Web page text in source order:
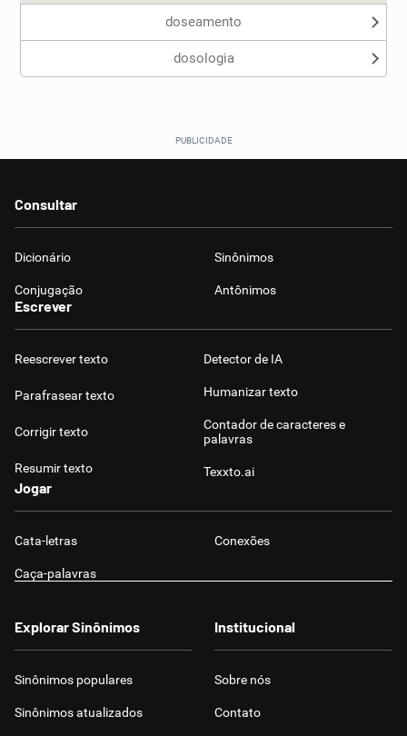
doseamento
dosologia
Consultar
Dicionário Sinônimos
Conjugação Antônimos
Escrever
Reescrever texto
Parafrasear texto
Corrigir texto
Resumir texto
Detector de IA
Humanizar texto
Contador de caracteres e
palavras
Texxto.ai
Jogar
Cata-letras Conexões
Caça-palavras
Explorar Sinônimos
Sinônimos populares
Sinônimos atualizados
Institucional
Sobre nós
Contato